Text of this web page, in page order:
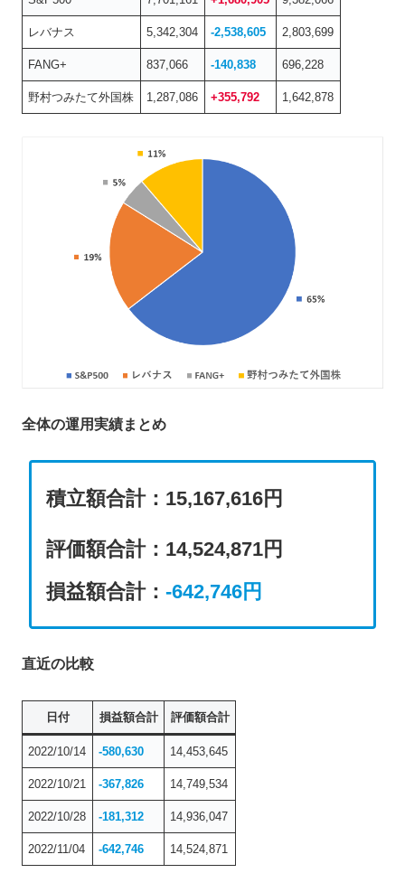
レバナス 5,342,304 -2,538,605 2,803,699
FANG+ 837,066 -140,838 696,228
野村つみたて外国株 1,287,086 +355,792 1,642,878
全体の運用実績まとめ
積立額合計：15,167,616円
評価額合計： 14,524,871円
損益額合計： -642,746円
直近の比較
日付 損益額合計 評価額合計
2022/10/14 -580,630 14,453,645
2022/10/21 -367,826 14,749,534
2022/10/28 -181,312 14,936,047
2022/11/04 -642,746 14,524,871